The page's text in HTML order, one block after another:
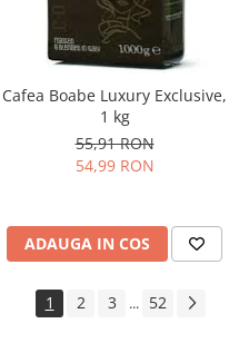
Cafea Boabe Luxury Exclusive,
1 kg
55,91 RON
54,99 RON
ADAUGA IN COS
1 2 3 ... 52